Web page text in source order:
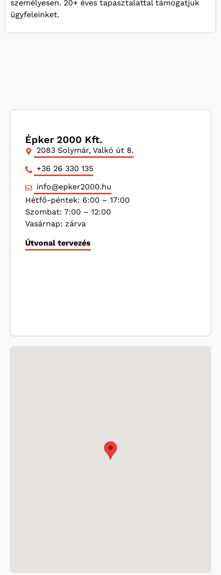
személyesen. 20+ éves tapasztalattal támogatjuk
ügyfeleinket.
Épker 2000 Kft.
2083 Solymár, Valkó út 8.
+36 26 330 135
info@epker2000.hu
Hétfő-péntek: 6:00 – 17:00
Szombat: 7:00 – 12:00
Vasárnap: zárva
Útvonal tervezés